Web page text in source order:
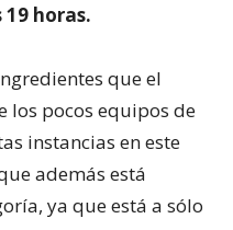
horas.
que el
los pocos equipos de
instancias en este
además está
ya que está a sólo